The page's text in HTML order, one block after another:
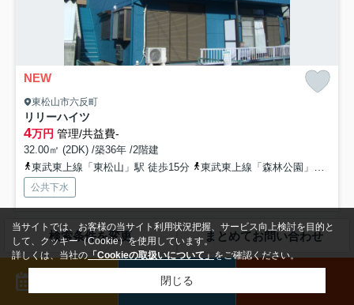
NEW
東松山市六反町
リリーハイツ
4万円 管理/共益費-
32.00㎡ (2DK) /築36年 /2階建
東武東上線「東松山」駅 徒歩15分
東武東上線「森林公園」駅 徒歩53分
公共下水
東武東上線「東松山駅」から歩いて15分の場所にある「リリーハイツ」
のご紹介です。 こちらは、ゆったりとした2DKの間取...もっと見る
募集中の部屋
202
検索条件を変更 まとめてお問い合わせ
メール
当サイトでは、お客様の当サイト利用状況把握、サービス向上検討を目的と
して、クッキー（Cookie）を使用しています。
詳しくは、当社の「Cookieの取扱いについて」をご確認ください。
閉じる